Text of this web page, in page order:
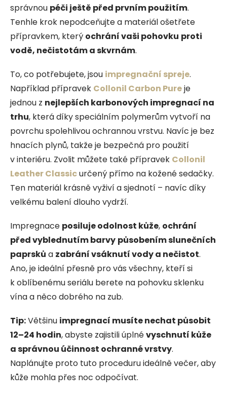
správnou péči ještě před prvním použitím.
Tenhle krok nepodceňujte a materiál ošetřete
přípravkem, který ochrání vaši pohovku proti
vodě, nečistotám a skvrnám.
To, co potřebujete, jsou impregnační spreje.
Například přípravek Collonil Carbon Pureje
jednou z nejlepších karbonových impregnací na
trhu, která díky speciálním polymerům vytvoří na
povrchu spolehlivou ochrannou vrstvu. Navíc je bez
hnacích plynů, takže je bezpečná pro použití
v interiéru. Zvolit můžete také přípravek Collonil
Leather Classicurčený přímo na kožené sedačky.
Ten materiál krásně vyživí a sjednotí – navíc díky
velkému balení dlouho vydrží.
Impregnace posiluje odolnost kůže, ochrání
před vyblednutím barvy působením slunečních
paprsků a zabrání vsáknutí vody a nečistot.
Ano, je ideální přesně pro vás všechny, kteří si
k oblíbenému seriálu berete na pohovku sklenku
vína a něco dobrého na zub.
Tip:Většinu impregnací musíte nechat působit
12–24 hodin, abyste zajistili úplnévyschnutí kůže
a správnou účinnost ochranné vrstvy.
Naplánujte proto tuto proceduru ideálně večer, aby
kůže mohla přes noc odpočívat.